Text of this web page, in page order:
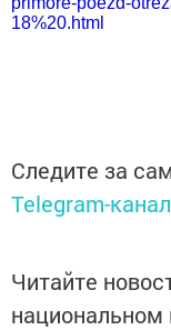
18%20.html
Следите за
Telegram-
Читайте